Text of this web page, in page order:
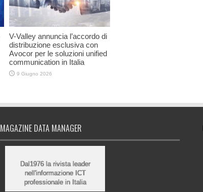
V-Valley annuncia l’accordo di
distribuzione esclusiva con
Avocor per le soluzioni unified
communication in Italia
9 Giugno 2026
MAGAZINE DATA MANAGER
Dal1976 la rivista leader
nell'informazione ICT
professionale in Italia